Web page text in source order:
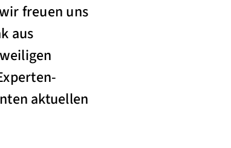
freuen uns
aus
aktuellen